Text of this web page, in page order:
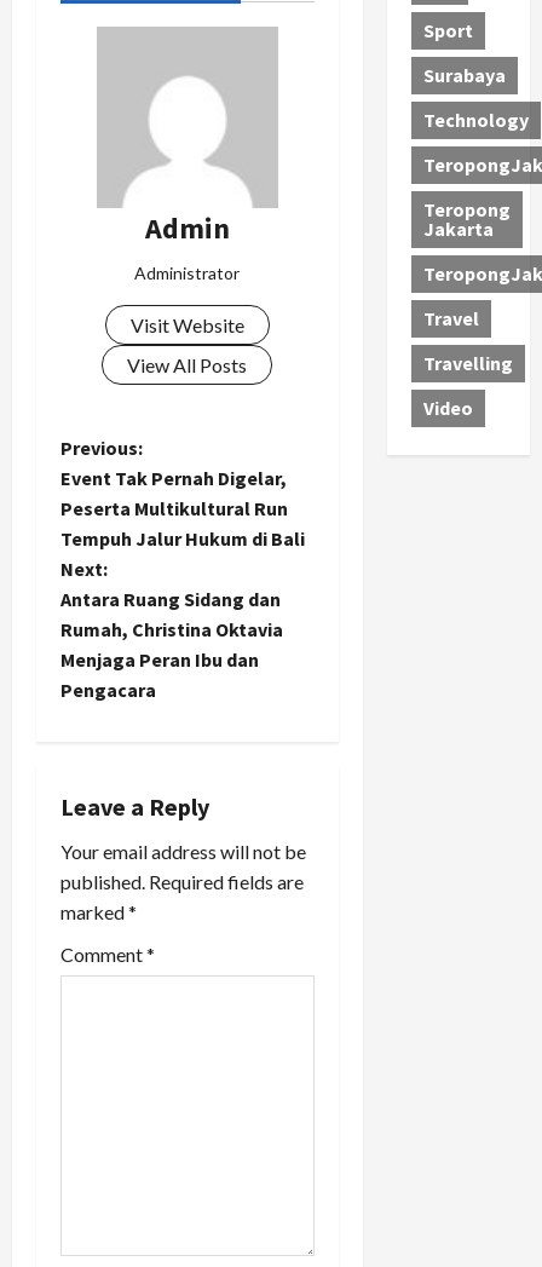
Admin
Administrator
Visit Website
View All Posts
P
o
s
t
n
a
i
g
a
t
Previous:
Event Tak Pernah Digelar,
Peserta Multikultural Run
Tempuh Jalur Hukum di Bali
Next:
Antara Ruang Sidang dan
Rumah, Christina Oktavia
Menjaga Peran Ibu dan
Pengacara
Leave a Reply
Your email address will not be
published. Required fields are
marked*
Comment*
Sport
Surabaya
Technology
Teropong
Jakarta
Travel
Travelling
Video